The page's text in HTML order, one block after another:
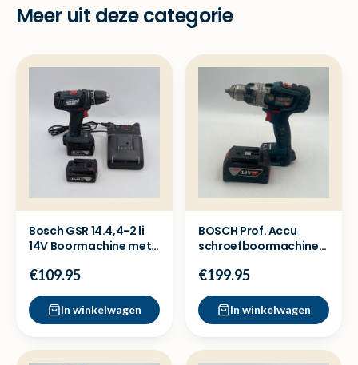
Meer uit deze categorie
Bosch GSR 14.4,4-2 li
14V Boormachine met
€109.95
In winkelwagen
BOSCH Prof. Accu
schroefboormachine
accu
€199.95
In winkelwagen